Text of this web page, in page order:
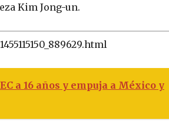
Kim Jong-un.
a 16 años y empuja a México y